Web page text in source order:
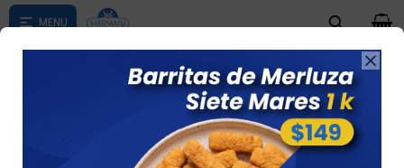

según su zona
0

Sadinesa Comun X 5 Unidades